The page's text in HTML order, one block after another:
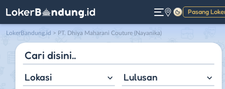
Pasang
Gelap
LokerBandung.id > PT. Dhiya Maharani Couture (Nayanika)
Lokasi Lulusan